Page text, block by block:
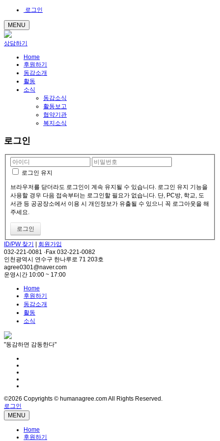
로그인
MENU
상담하기
Home
후원하기
동감소개
활동
소식
동감소식
활동보고
협약기관
복지소식
로그인
로그인 유지
브라우저를 닫더라도 로그인이 계속 유지될 수 있습니다. 로그인 유지 기능을
사용할 경우 다음 접속부터는 로그인할 필요가 없습니다. 단, PC방, 학교, 도
서관 등 공공장소에서 이용 시 개인정보가 유출될 수 있으니 꼭 로그아웃을 해
주세요.
ID/PW 찾기 | 회원가입
032-221-0081 ·Fax 032-221-0082
인천광역시 연수구 한나루로 71 203호
agree0301@naver.com
운영시간 10:00 ~ 17:00
Home
후원하기
동감소개
활동
소식
"동감하면 감동한다"
©2026 Copyrights © humanagree.com All Rights Reserved.
로그인
MENU
Home
후원하기